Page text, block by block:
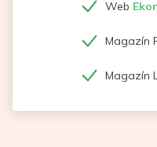
Web
Magazín
Magazín